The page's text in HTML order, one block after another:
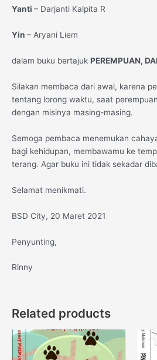
Yanti – Darjanti Kalpita R
Yin – Aryani Liem
dalam buku bertajuk PEREMPUAN,
Silakan membaca dari awal, karena
tentang lorong waktu, saat
dengan misinya masing-masing.
Semoga pembaca menemukan
bagi kehidupan, membawamu ke
terang. Agar buku ini tidak sekadar
Selamat menikmati.
BSD City, 20 Maret 2021
Penyunting,
Rinny
Related products